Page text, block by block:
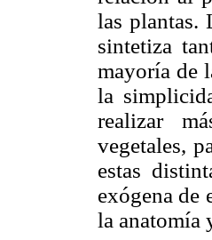
las plantas.
sintetiza
mayoría de
la
realizar
vegetales,
estas
exógena de
la anatomía